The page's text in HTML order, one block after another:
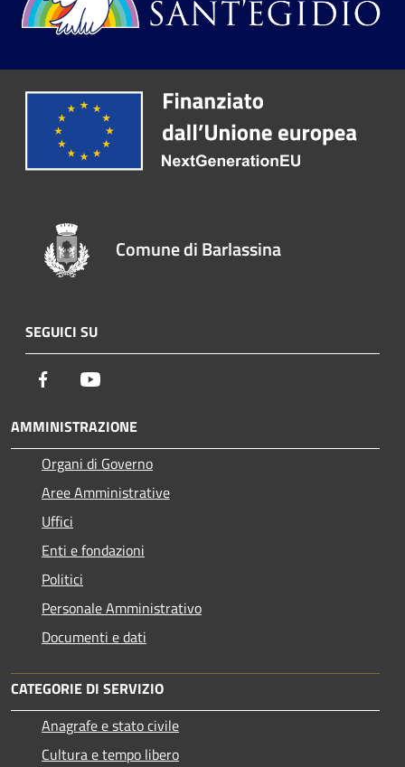
Comune di Barlassina
SEGUICI SU
Facebook
AMMINISTRAZIONE
Organi di Governo
Aree Amministrative
Uffici
Enti e fondazioni
Politici
Personale Amministrativo
Documenti e dati
CATEGORIE DI SERVIZIO
Anagrafe e stato civile
Cultura e tempo libero